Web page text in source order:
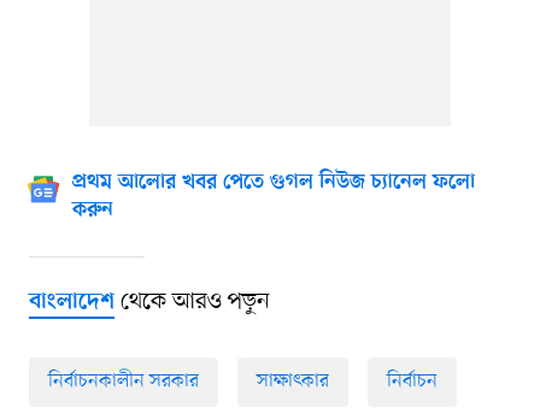
প্রথম আলোর খবর পেতে গুগল নিউজ চ্যানেল ফলো
করুন
বাংলাদেশথেকে আরও পড়ুন
নির্বাচনকালীন সরকার সাক্ষাৎকার নির্বাচন